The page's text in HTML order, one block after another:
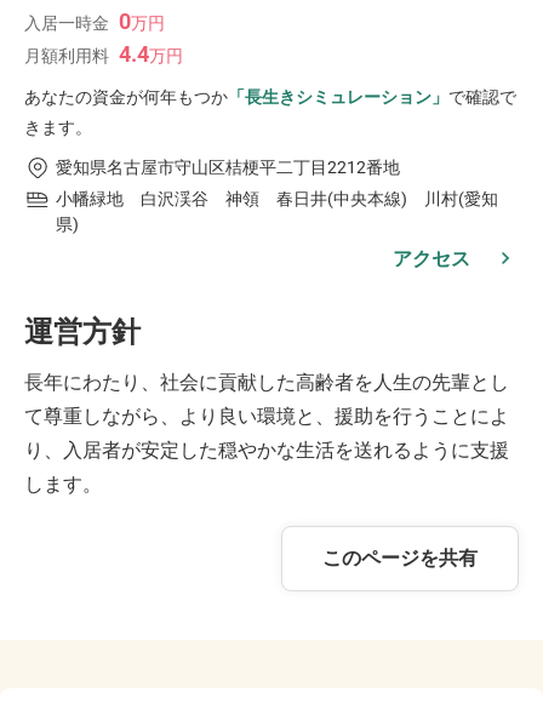
入居一時金 0万円
月額利用料 4.4万円
あなたの資金が何年もつか 「長生きシミュレーション」 で確認で
きます。
愛知県名古屋市守山区桔梗平二丁目2212番地
小幡緑地 白沢渓谷 神領 春日井(中央本線) 川村(愛知
県)
アクセス
運営方針
長年にわたり、社会に貢献した高齢者を人生の先輩とし
て尊重しながら、より良い環境と、援助を行うことによ
り、入居者が安定した穏やかな生活を送れるように支援
します。
このページを共有